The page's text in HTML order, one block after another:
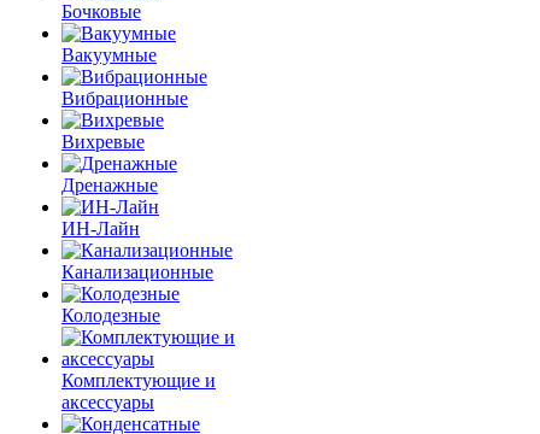
Бочковые
Вакуумные
Вибрационные
Вихревые
Дренажные
ИН-Лайн
Канализационные
Колодезные
Комплектующие и
аксессуары